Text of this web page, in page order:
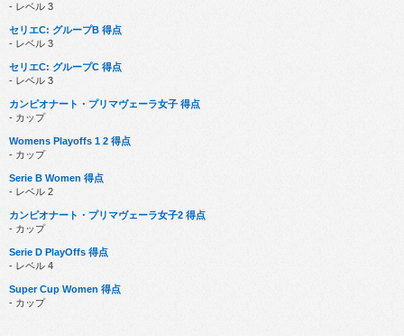
- レベル 3
セリエC: グループB 得点
- レベル 3
セリエC: グループC 得点
- レベル 3
カンピオナート・プリマヴェーラ女子 得点
- カップ
Womens Playoffs 1 2 得点
- カップ
Serie B Women 得点
- レベル 2
カンピオナート・プリマヴェーラ女子2 得点
- カップ
Serie D PlayOffs 得点
- レベル 4
Super Cup Women 得点
- カップ